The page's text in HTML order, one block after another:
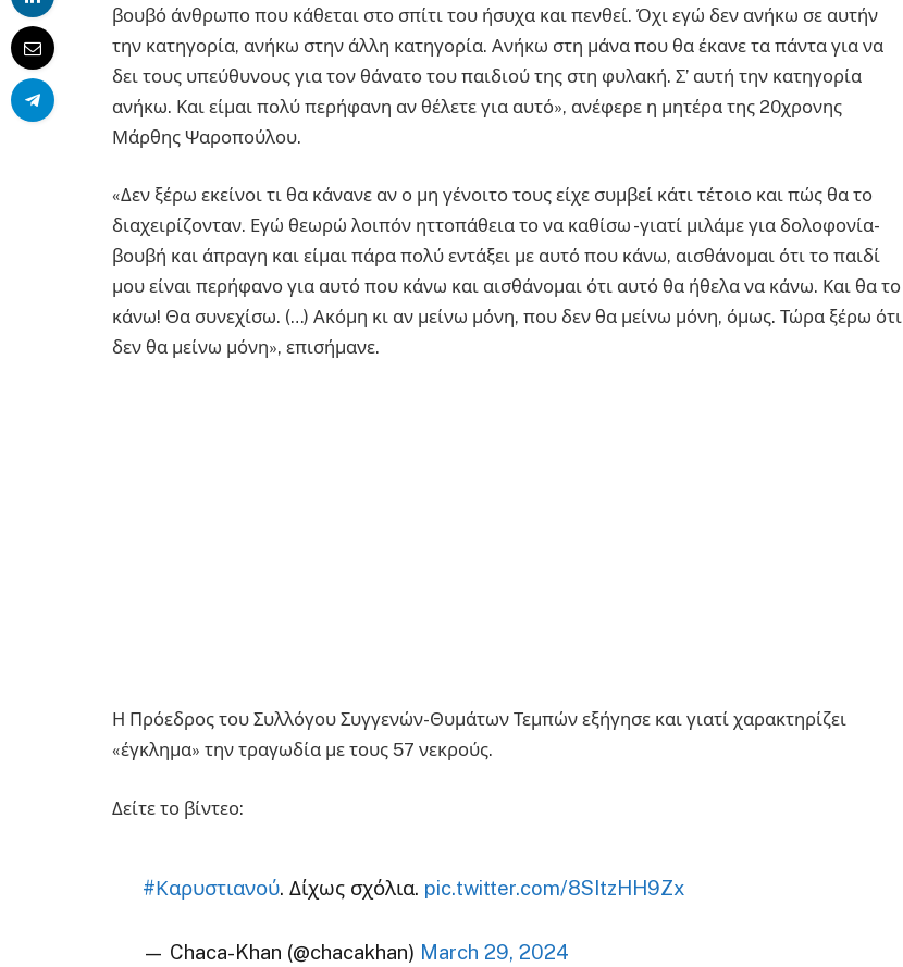
βουβό άνθρωπο που κάθεται στο σπίτι του ήσυχα και πενθεί. Όχι εγώ δεν ανήκω σε αυτήν
την κατηγορία, ανήκω στην άλλη κατηγορία. Ανήκω στη μάνα που θα έκανε τα πάντα για να
δει τους υπεύθυνους για τον θάνατο του παιδιού της στη φυλακή. Σ’ αυτή την κατηγορία
ανήκω. Και είμαι πολύ περήφανη αν θέλετε για αυτό», ανέφερε η μητέρα της 20χρονης
Μάρθης Ψαροπούλου.
«Δεν ξέρω εκείνοι τι θα κάνανε αν ο μη γένοιτο τους είχε συμβεί κάτι τέτοιο και πώς θα το
διαχειρίζονταν. Εγώ θεωρώ λοιπόν ηττοπάθεια το να καθίσω -γιατί μιλάμε για δολοφονία-
βουβή και άπραγη και είμαι πάρα πολύ εντάξει με αυτό που κάνω, αισθάνομαι ότι το παιδί
μου είναι περήφανο για αυτό που κάνω και αισθάνομαι ότι αυτό θα ήθελα να κάνω. Και θα το
κάνω! Θα συνεχίσω. (…) Ακόμη κι αν μείνω μόνη, που δεν θα μείνω μόνη, όμως. Τώρα ξέρω ότι
δεν θα μείνω μόνη», επισήμανε.
Η Πρόεδρος του Συλλόγου Συγγενών-Θυμάτων Τεμπών εξήγησε και γιατί χαρακτηρίζει
«έγκλημα» την τραγωδία με τους 57 νεκρούς.
Δείτε το βίντεο:
#Καρυστιανού. Δίχως σχόλια. pic.twitter.com/8SItzHH9Zx
— Chaca-Khan (@chacakhan) March 29, 2024